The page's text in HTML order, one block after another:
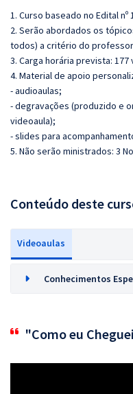
1. Curso baseado no Edital nº
2. Serão abordados os
todos) a critério do
3. Carga horária prevista:
4. Material de apoio
- audioaulas;
- degravações (produzido e
videoaula);
- slides para
5. Não serão ministrados: 3
Conteúdo deste
Videoaulas
Conhecimentos
"Como eu